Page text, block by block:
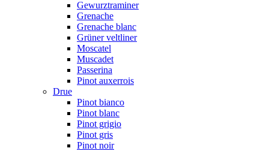
Gewurztraminer
Grenache
Grenache blanc
Grüner veltliner
Moscatel
Muscadet
Passerina
Pinot auxerrois
Drue
Pinot bianco
Pinot blanc
Pinot grigio
Pinot gris
Pinot noir